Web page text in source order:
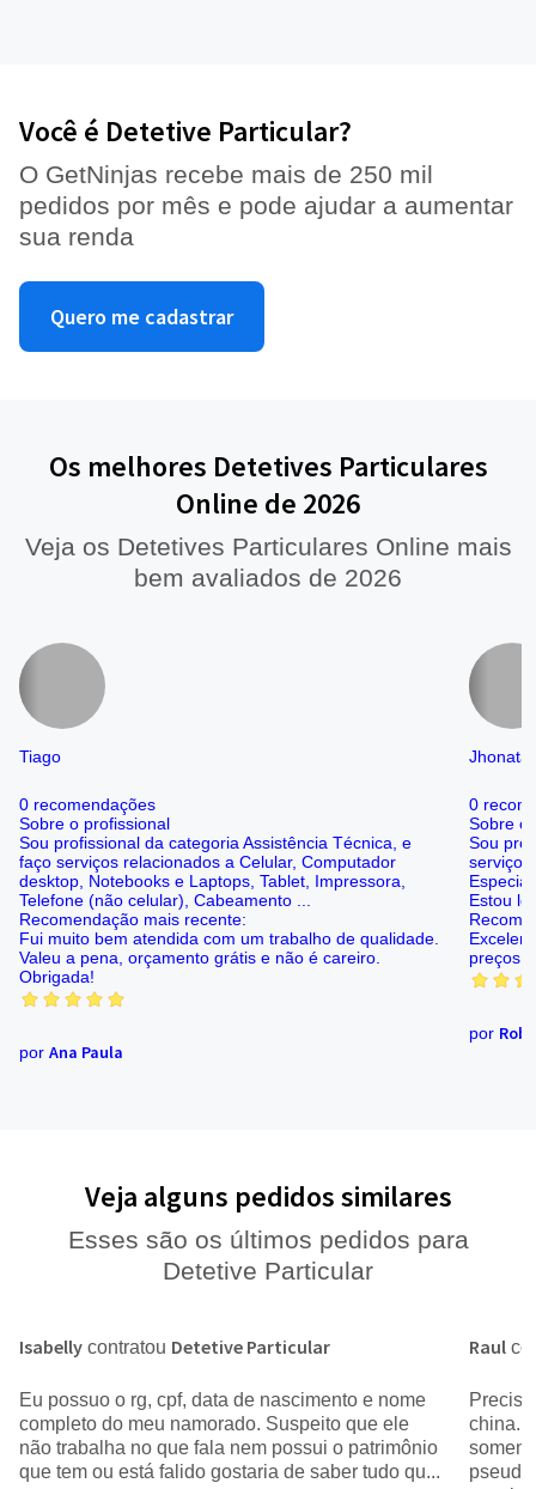
Você é Detetive Particular?
O GetNinjas recebe mais de 250 mil
pedidos por mês e pode ajudar a aumentar
sua renda
Quero me cadastrar
Os melhores Detetives Particulares
Online de 2026
Veja os Detetives Particulares Online mais
bem avaliados de 2026
Tiago
0 recomendações
Sobre o profissional
Sou profissional da categoria Assistência Técnica, e
faço serviços relacionados a Celular, Computador
desktop, Notebooks e Laptops, Tablet, Impressora,
Telefone (não celular), Cabeamento ...
Recomendação mais recente:
Fui muito bem atendida com um trabalho de qualidade.
Valeu a pena, orçamento grátis e não é careiro.
Obrigada!
por Ana Paula
0
Sobre o
Sou
Estou
preços.
por
Veja alguns pedidos similares
Esses são os últimos pedidos para
Detetive Particular
Isabelly contratou Detetive Particular
Eu possuo o rg, cpf, data de nascimento e nome
completo do meu namorado. Suspeito que ele
não trabalha no que fala nem possui o patrimônio
que tem ou está falido gostaria de saber tudo qu...
Raul
china.